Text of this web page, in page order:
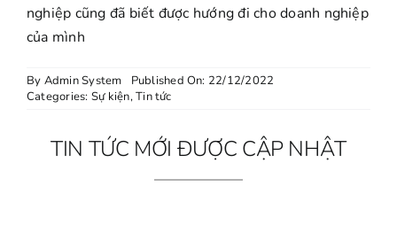
nghiệp cũng đã biết được hướng đi cho doanh nghiệp
của mình
By Admin System
Published On: 22/12/2022
Categories: Sự kiện,Tin tức
TIN TỨC MỚI ĐƯỢC CẬP NHẬT